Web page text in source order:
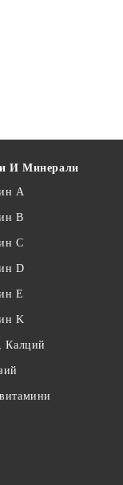
И Минерали
А
B
C
D
E
K
Калций